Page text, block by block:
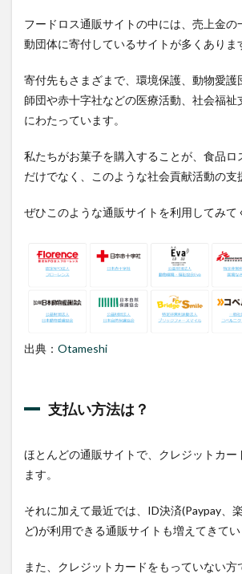
フードロス通販サイトの中には、売上金の
動団体に寄付しているサイトが多くありま
寄付先もさまざまで、環境保護、動物愛護
師団や赤十字社などの医療活動、社会福祉
にわたっています。
私たちがお菓子を購入することが、食品ロ
だけでなく、このような社会貢献活動の支
ぜひこのような通販サイトを利用してみて
出典： Otameshi
支払い方法は？
ほとんどの通販サイトで、クレジットカー
ます。
それに加えて最近では、ID決済(Paypay、
ど)が利用できる通販サイトも増えてきてい
また、クレジットカードをもっていない